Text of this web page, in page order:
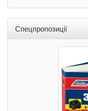
Спецпропозиції